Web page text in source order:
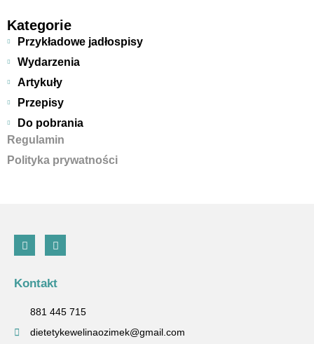
Kategorie
Przykładowe jadłospisy
Wydarzenia
Artykuły
Przepisy
Do pobrania
Regulamin
Polityka prywatności
Kontakt
881 445 715
dietetykewelinaozimek@gmail.com